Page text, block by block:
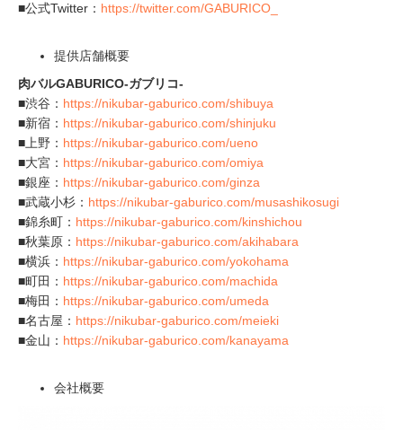
■公式Twitter： https://twitter.com/GABURICO_
提供店舗概要
肉バルGABURICO-ガブリコ-
■渋谷： https://nikubar-gaburico.com/shibuya
■新宿： https://nikubar-gaburico.com/shinjuku
■上野： https://nikubar-gaburico.com/ueno
■大宮： https://nikubar-gaburico.com/omiya
■銀座： https://nikubar-gaburico.com/ginza
■武蔵小杉： https://nikubar-gaburico.com/musashikosugi
■錦糸町： https://nikubar-gaburico.com/kinshichou
■秋葉原： https://nikubar-gaburico.com/akihabara
■横浜： https://nikubar-gaburico.com/yokohama
■町田： https://nikubar-gaburico.com/machida
■梅田： https://nikubar-gaburico.com/umeda
■名古屋： https://nikubar-gaburico.com/meieki
■金山： https://nikubar-gaburico.com/kanayama
会社概要